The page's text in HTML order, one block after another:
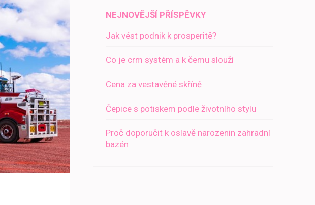
NEJNOVĚJŠÍ PŘÍSPĚVKY
Jak vést podnik k prosperitě?
Co je crm systém a k čemu slouží
Cena za vestavěné skříně
Čepice s potiskem podle životního stylu
Proč doporučit k oslavě narozenin zahradní
bazén